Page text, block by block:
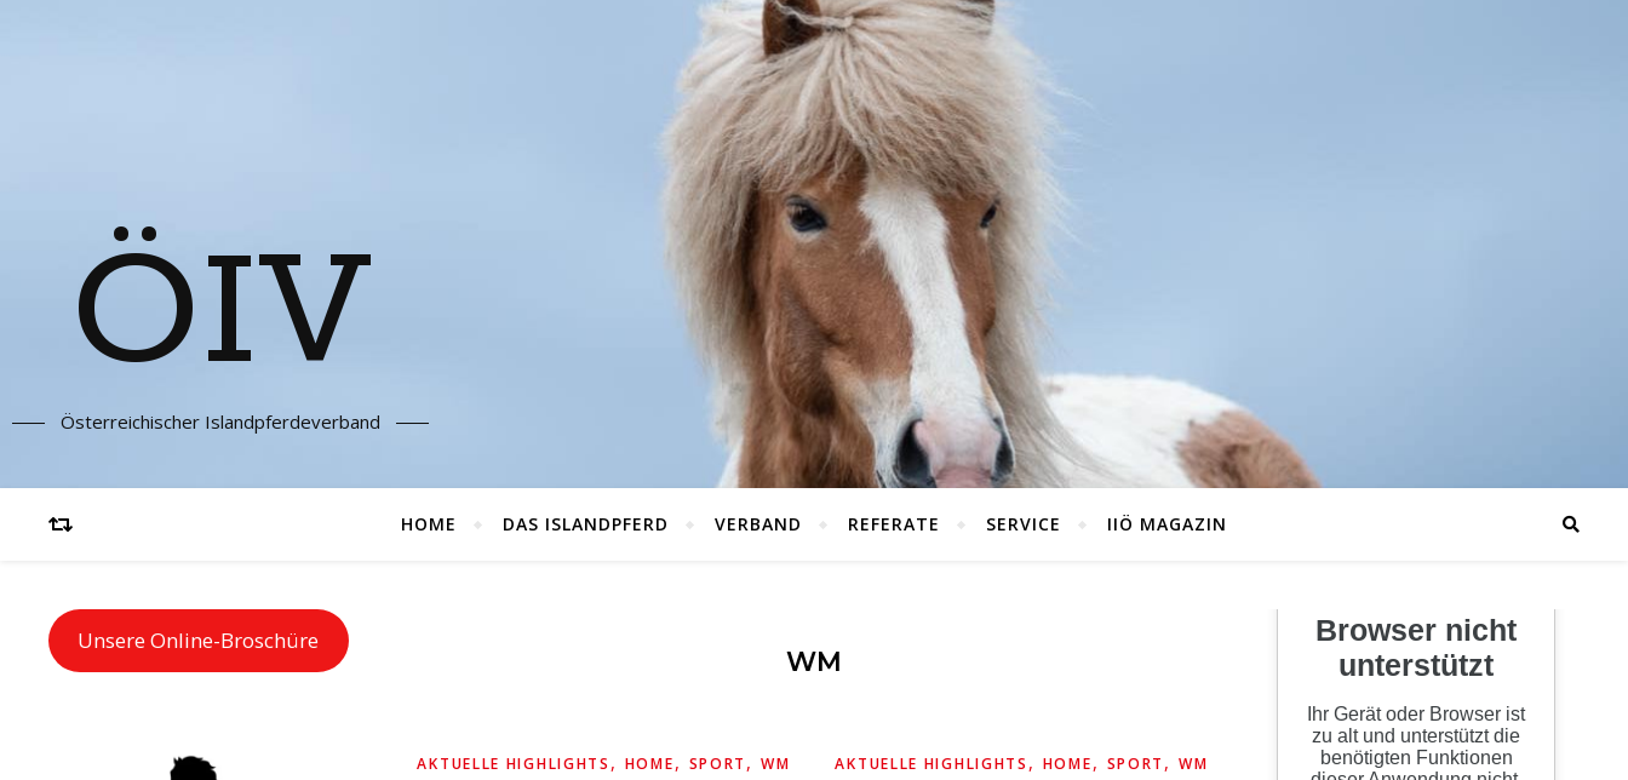
ÖIV
Österreichischer Islandpferdeverband
HOME DAS ISLANDPFERD VERBAND REFERATE SERVICE IIÖ MAGAZIN
Unsere Online-Broschüre
WM
AKTUELLE HIGHLIGHTS , HOME, SPORT ,WM AKTUELLE HIGHLIGHTS , HOME, SPORT ,WM